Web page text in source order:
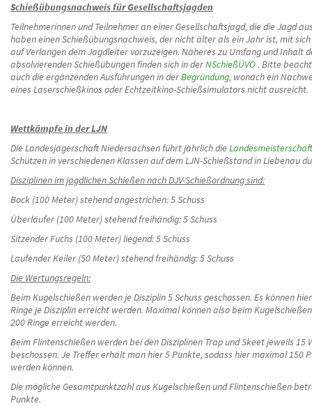
Schießübungsnachweis für Gesellschaftsjagden
Teilnehmerinnen und Teilnehmer an einer Gesellschaftsjagd, die die Jagd
haben einen Schießübungsnachweis, der nicht älter als ein Jahr ist, mit
auf Verlangen dem Jagdleiter vorzuzeigen. Näheres zu Umfang und Inhalt
absolvierenden Schießübungen finden sich in derNSchießÜVO. Bitte
auch die ergänzenden Ausführungen in derBegründung, wonach ein
eines Laserschießkinos oder Echtzeitkino-Schießsimulators nicht ausreicht.
Wettkämpfe in der LJN
Die Landesjägerschaft Niedersachsen führt jährlich die
Schützen in verschiedenen Klassen auf dem LJN-Schießstand in Liebenau
Disziplinen im jagdlichen Schießen nach DJV-Schießordnung sind:
Bock (100 Meter) stehend angestrichen: 5 Schuss
Überläufer (100 Meter) stehend freihändig: 5 Schuss
Sitzender Fuchs (100 Meter) liegend: 5 Schuss
Laufender Keiler (50 Meter) stehend freihändig: 5 Schuss
Die Wertungsregeln:
Beim Kugelschießen werden je Disziplin 5 Schuss geschossen. Es können
Ringe je Disziplin erreicht werden. Maximal können also beim
200 Ringe erreicht werden.
Beim Flintenschießen werden bei den Disziplinen Trap und Skeet jeweils 15
beschossen. Je Treffer erhält man hier 5 Punkte, sodass hier maximal 150
werden können.
Die mögliche Gesamtpunktzahl aus Kugelschießen und Flintenschießen
Punkte.